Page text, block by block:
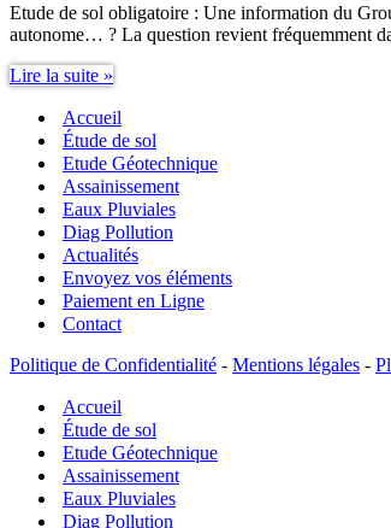
Etude de sol obligatoire : Une information du
autonome… ? La question revient fréquemment
Lire la suite »
sol
obligatoire
Accueil
Étude de sol
Etude Géotechnique
Assainissement
Eaux Pluviales
Diag Pollution
Actualités
Envoyez vos éléments
Paiement en Ligne
Contact
Politique de Confidentialité - Mentions légales -
Accueil
Étude de sol
Etude Géotechnique
Assainissement
Eaux Pluviales
Diag Pollution